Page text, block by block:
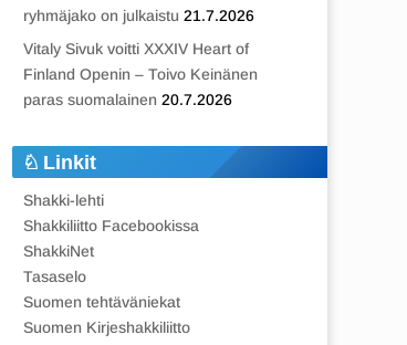
ryhmäjako on julkaistu 21.7.2026
Vitaly Sivuk voitti XXXIV Heart of
Finland Openin – Toivo Keinänen
paras suomalainen 20.7.2026
Linkit
Shakki-lehti
Shakkiliitto Facebookissa
ShakkiNet
Tasaselo
Suomen tehtäväniekat
Suomen Kirjeshakkiliitto